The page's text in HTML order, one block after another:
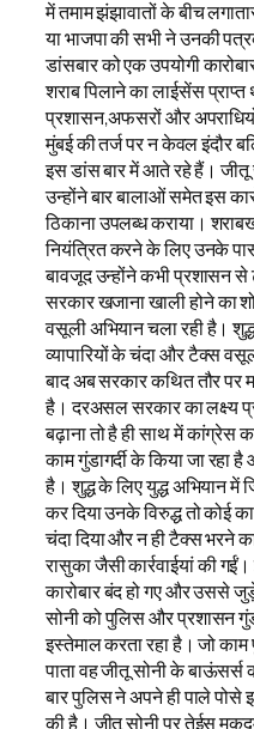
में तमाम झंझावातों के बीच
या भाजपा की सभी ने उनकी
डांसबार को एक उपयोगी
शराब पिलाने का लाईसेंस
प्रशासन,अफसरों और
मुंबई की तर्ज पर न केवल इंदौर
इस डांस बार में आते रहे हैं।
उन्होंने बार बालाओं समेत इस
ठिकाना उपलब्ध कराया।
नियंत्रित करने के लिए उनके
बावजूद उन्होंने कभी प्रशासन
सरकार खजाना खाली होने का
वसूली अभियान चला रही है।
व्यापारियों के चंदा और टैक्स
बाद अब सरकार कथित तौर पर
है। दरअसल सरकार का लक्ष्य
बढ़ाना तो है ही साथ में कांग्रेस
काम गुंडागर्दी के किया जा
है। शुद्ध के लिए युद्ध अभियान में
कर दिया उनके विरुद्ध तो कोई
चंदा दिया और न ही टैक्स भरने
रासुका जैसी कार्रवाईयां की
कारोबार बंद हो गए और उससे
सोनी को पुलिस और प्रशासन
इस्तेमाल करता रहा है। जो
पाता वह जीतू सोनी के
बार पुलिस ने अपने ही पाले पोसे
की है। जीतू सोनी पर तेईस